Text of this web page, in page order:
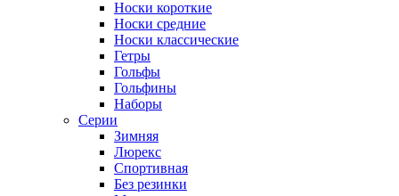
Носки короткие
Носки средние
Носки классические
Гетры
Гольфы
Гольфины
Наборы
Серии
Зимняя
Люрекс
Спортивная
Без резинки